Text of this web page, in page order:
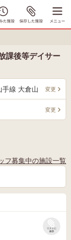
課後等デイサー
線 大倉山 変更
変更
フ募集中の施設一覧
リストに
保存